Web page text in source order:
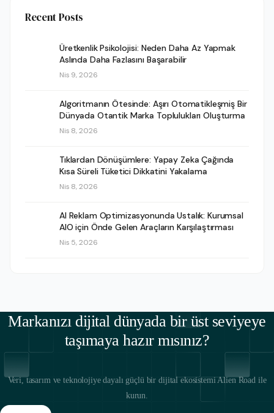
Recent Posts
Üretkenlik Psikolojisi: Neden Daha Az Yapmak
Aslında Daha Fazlasını Başarabilir
Nis 9, 2026
Algoritmanın Ötesinde: Aşırı Otomatikleşmiş Bir
Dünyada Otantik Marka Toplulukları Oluşturma
Nis 8, 2026
Tıklardan Dönüşümlere: Yapay Zeka Çağında
Kısa Süreli Tüketici Dikkatini Yakalama
Nis 8, 2026
AI Reklam Optimizasyonunda Ustalık: Kurumsal
AIO için Önde Gelen Araçların Karşılaştırması
Nis 5, 2026
Markanızı dijital dünyada bir üst seviyeye
taşımaya hazır mısınız?
Veri, tasarım ve teknolojiye dayalı güçlü bir dijital ekosistemi Alien Road ile
kurun.